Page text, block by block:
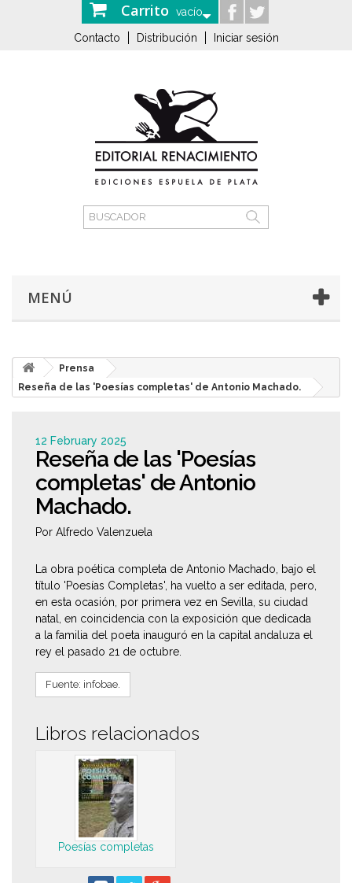
Carrito vacío
Contacto Distribución Iniciar sesión
MENÚ
Prensa
Reseña de las 'Poesías completas' de Antonio Machado.
12 February 2025
Reseña de las 'Poesías
completas' de Antonio
Machado.
Por Alfredo Valenzuela
La obra poética completa de Antonio Machado, bajo el
título 'Poesías Completas', ha vuelto a ser editada, pero,
en esta ocasión, por primera vez en Sevilla, su ciudad
natal, en coincidencia con la exposición que dedicada
a la familia del poeta inauguró en la capital andaluza el
rey el pasado 21 de octubre.
Fuente: infobae.
Libros relacionados
Poesías completas